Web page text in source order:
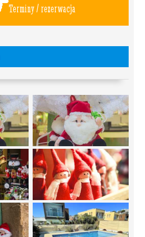
Terminy / rezerwacja